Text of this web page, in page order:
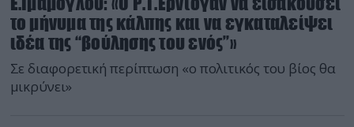
το μήνυμα της κάλπης και να εγκαταλείψει
ιδέα της “βούλησης του ενός”»
Σε διαφορετική περίπτωση «ο πολιτικός του βίος θα
μικρύνει»